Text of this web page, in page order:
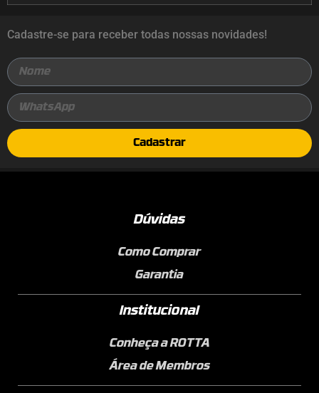
Cadastre-se para receber todas nossas novidades!
Cadastrar
Dúvidas
Como Comprar
Garantia
Institucional
Conheça a ROTTA
Área de Membros